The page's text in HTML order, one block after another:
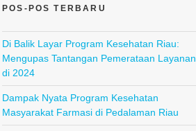
POS-POS TERBARU
Di Balik Layar Program Kesehatan Riau:
Mengupas Tantangan Pemerataan Layanan
di 2024
Dampak Nyata Program Kesehatan
Masyarakat Farmasi di Pedalaman Riau